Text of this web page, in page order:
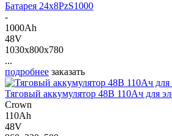
Батарея 24х8PzS1000
-
1000Ah
48V
1030x800x780
...
подробнее заказать
Тяговый аккумулятор 48В 110Ач для
Crown
110Ah
48V